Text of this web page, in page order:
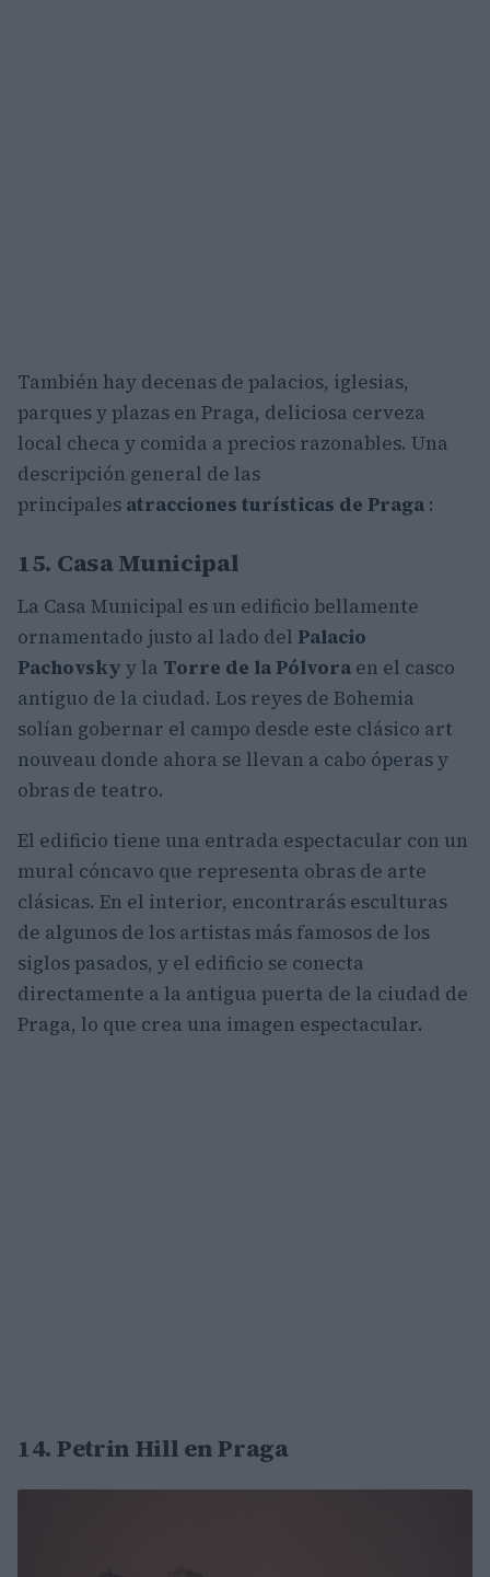
También hay decenas de palacios, iglesias,
parques y plazas en Praga, deliciosa cerveza
local checa y comida a precios razonables. Una
descripción general de las
principales atracciones turísticas de Praga :
15. Casa Municipal
La Casa Municipal es un edificio bellamente
ornamentado justo al lado del Palacio
Pachovsky y la Torre de la Pólvora en el casco
antiguo de la ciudad. Los reyes de Bohemia
solían gobernar el campo desde este clásico art
nouveau donde ahora se llevan a cabo óperas y
obras de teatro.
El edificio tiene una entrada espectacular con un
mural cóncavo que representa obras de arte
clásicas. En el interior, encontrarás esculturas
de algunos de los artistas más famosos de los
siglos pasados, y el edificio se conecta
directamente a la antigua puerta de la ciudad de
Praga, lo que crea una imagen espectacular.
14. Petrin Hill en Praga